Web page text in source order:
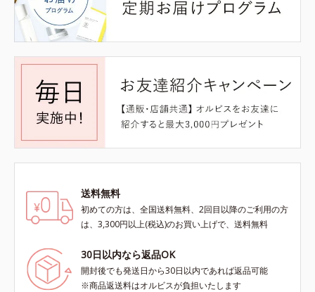
送料無料
初めての方は、全国送料無料、2回目以降のご利用の方
は、3,300円以上(税込)のお買い上げで、送料無料
30日以内なら返品OK
開封後でも発送日から30日以内であれば返品可能
※商品返送料はオルビスが負担いたします